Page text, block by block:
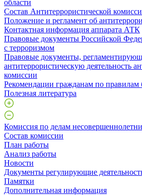
области
Состав Антитеррористической
Положение и регламент об
Контактная информация аппарата АТК
Правовые документы Российской
с терроризмом
Правовые документы,
антитеррористическую деятельность
комиссии
Рекомендации гражданам по правилам
Полезная литература
Комиссия по делам
Состав комиссии
План работы
Анализ работы
Новости
Документы регулирующие
Памятки
Дополнительная информация